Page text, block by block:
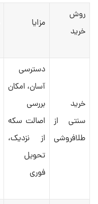
روش
خرید
مزایا
خرید
سنتی از
طلافروشی
دسترسی
آسان، امکان
بررسی
اصالت سکه
از نزدیک،
تحویل
فوری